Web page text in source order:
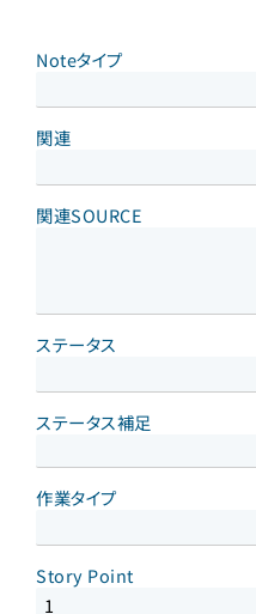
Noteタイプ
関連
関連SOURCE
ステータス
ステータス補足
作業タイプ
Story Point